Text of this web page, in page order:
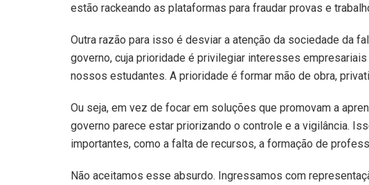
estão rackeando as plataformas para fraudar provas e
Outra razão para isso é desviar a atenção da sociedade da
governo, cuja prioridade é privilegiar interesses
nossos estudantes. A prioridade é formar mão de obra,
Ou seja, em vez de focar em soluções que promovam a
governo parece estar priorizando o controle e a vigilância.
importantes, como a falta de recursos, a formação de
Não aceitamos esse absurdo. Ingressamos com